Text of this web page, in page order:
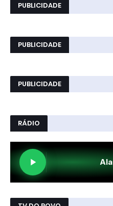
PUBLICIDADE
PUBLICIDADE
PUBLICIDADE
RÁDIO